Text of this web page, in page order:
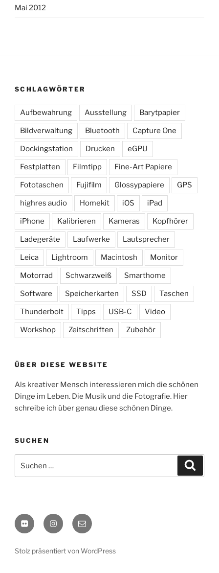
Mai 2012
SCHLAGWÖRTER
Aufbewahrung Ausstellung Barytpapier
Bildverwaltung Bluetooth Capture One
Dockingstation Drucken eGPU
Festplatten Filmtipp Fine-Art Papiere
Fototaschen Fujifilm Glossypapiere GPS
highres audio Homekit iOS iPad
iPhone Kalibrieren Kameras Kopfhörer
Ladegeräte Laufwerke Lautsprecher
Leica Lightroom Macintosh Monitor
Motorrad Schwarzweiß Smarthome
Software Speicherkarten SSD Taschen
Thunderbolt Tipps USB-C Video
Workshop Zeitschriften Zubehör
ÜBER DIESE WEBSITE
Als kreativer Mensch interessieren mich die schönen
Dinge im Leben. Die Musik und die Fotografie. Hier
schreibe ich über genau diese schönen Dinge.
SUCHEN
nach:
flickr Instagram
E-
Mail
Stolz präsentiert von WordPress